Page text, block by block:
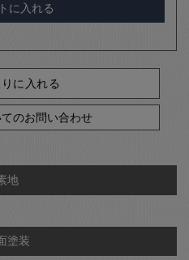
に入れる
に入れる
のお問い合わせ
地
塗装